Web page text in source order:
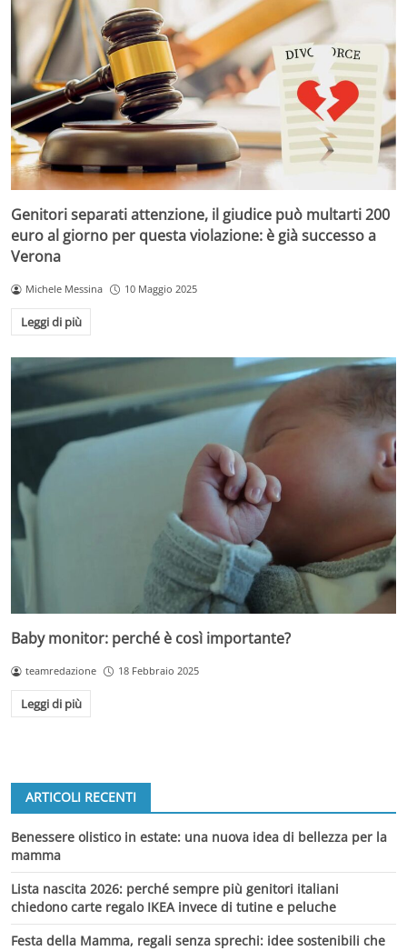
Genitori separati attenzione, il giudice può multarti 200
euro al giorno per questa violazione: è già successo a
Verona
Michele Messina 10 Maggio 2025
Leggi di più
Baby monitor: perché è così importante?
teamredazione 18 Febbraio 2025
Leggi di più
ARTICOLI RECENTI
Benessere olistico in estate: una nuova idea di bellezza per la
mamma
Lista nascita 2026: perché sempre più genitori italiani
chiedono carte regalo IKEA invece di tutine e peluche
Festa della Mamma, regali senza sprechi: idee sostenibili che